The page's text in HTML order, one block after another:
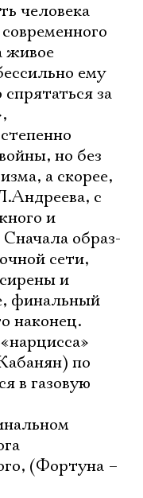
человека
живое
ему
за
но без
а скорее,
с
и
образ-
сети,
и
финальный
наконец.
по
в газовую
(Фортуна –